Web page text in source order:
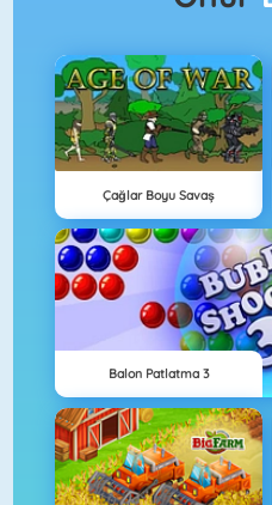
Çağlar Boyu Savaş
Balon Patlatma 3